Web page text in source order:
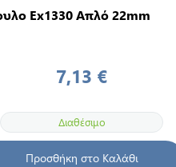
Ex1330 Απλό 22mm
7,13 €
Διαθέσιμο
Προσθήκη στο Καλάθι